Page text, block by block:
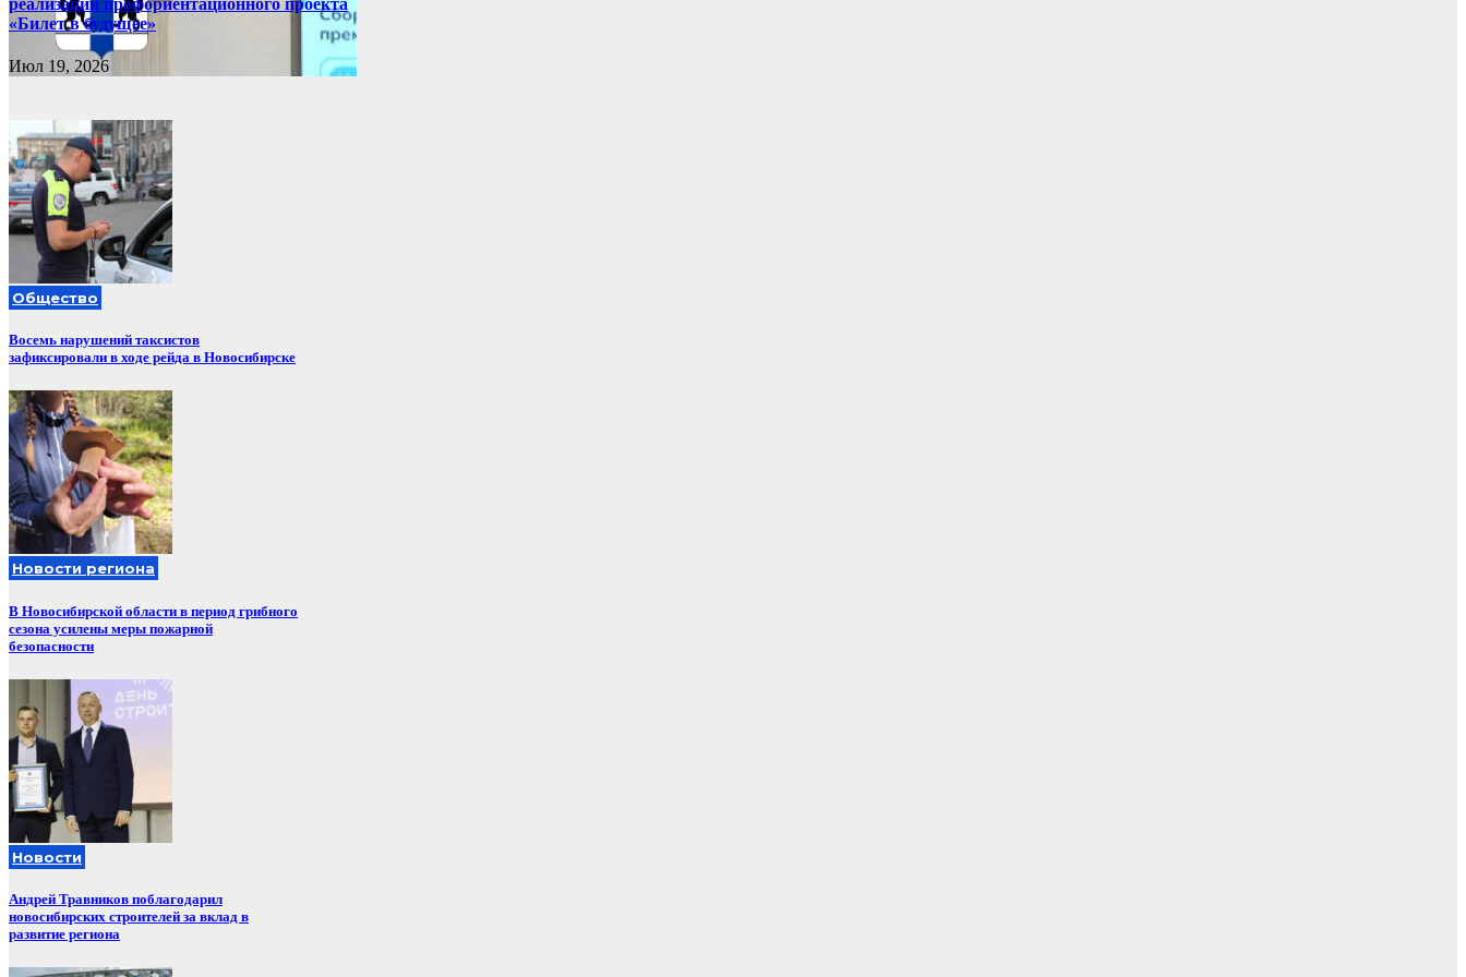
«Билет в будущее»
Июл 19, 2026
Общество
Восемь нарушений таксистов
зафиксировали в ходе рейда в Новосибирске
Новости региона
В Новосибирской области в период грибного
сезона усилены меры пожарной
безопасности
Новости
Андрей Травников поблагодарил
новосибирских строителей за вклад в
развитие региона